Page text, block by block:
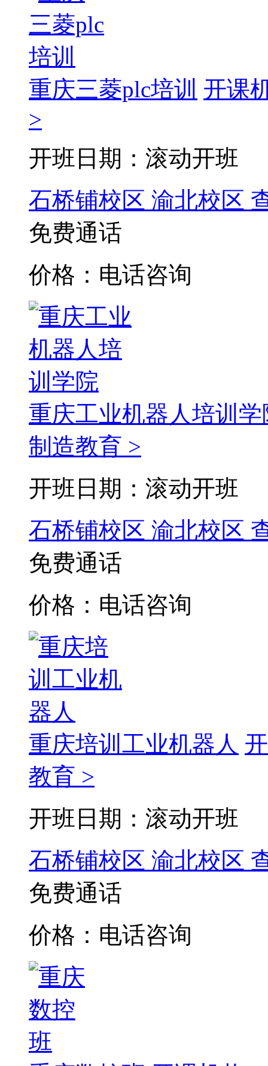
重庆三菱plc培训 开课
>
开班日期：滚动开班
石桥铺校区 渝北校区
免费通话
价格：电话咨询
重庆工业机器人培训学
制造教育 >
开班日期：滚动开班
石桥铺校区 渝北校区
免费通话
价格：电话咨询
重庆培训工业机器人
教育 >
开班日期：滚动开班
石桥铺校区 渝北校区
免费通话
价格：电话咨询